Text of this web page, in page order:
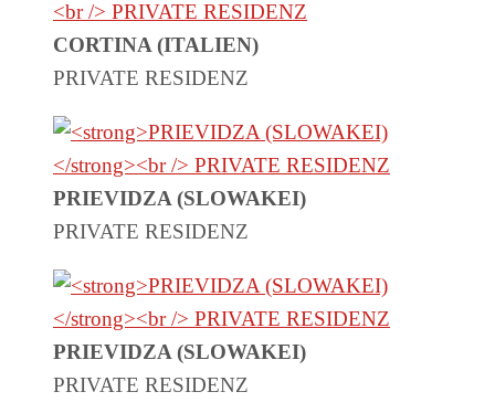
CORTINA (ITALIEN)
PRIVATE RESIDENZ
PRIEVIDZA (SLOWAKEI)
PRIVATE RESIDENZ
PRIEVIDZA (SLOWAKEI)
PRIVATE RESIDENZ